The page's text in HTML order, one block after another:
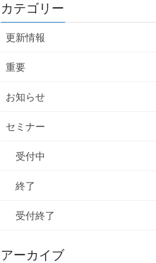
カテゴリー
更新情報
重要
お知らせ
セミナー
受付中
終了
受付終了
アーカイブ